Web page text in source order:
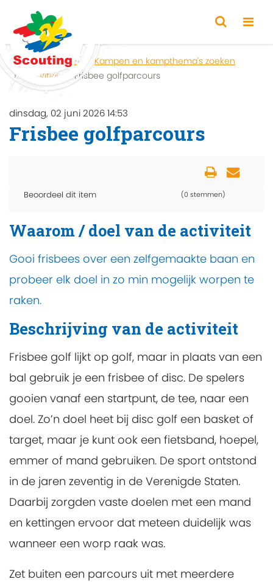
Home Zoeken
Kampen en kampthema's zoeken
Activiteit
Frisbee golfparcours
dinsdag, 02 juni 2026 14:53
Frisbee golfparcours
Beoordeel dit item (0 stemmen)
Waarom / doel van de activiteit
Gooi frisbees over een zelfgemaakte baan en
probeer elk doel in zo min mogelijk worpen te
raken.
Beschrijving van de activiteit
Frisbee golf lijkt op golf, maar in plaats van een
bal gebruik je een frisbee of disc. De spelers
gooien vanaf een startpunt, de tee, naar een
doel. Zo’n doel heet bij disc golf een basket of
target, maar je kunt ook een fietsband, hoepel,
emmer of mand gebruiken. De sport ontstond
in de jaren zeventig in de Verenigde Staten.
Daarbij zorgden vaste doelen met een mand
en kettingen ervoor dat meteen duidelijk was
wanneer een worp raak was.
Zet buiten een parcours uit met meerdere